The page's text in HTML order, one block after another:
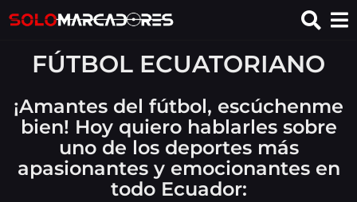
FÚTBOL ECUATORIANO
¡Amantes del fútbol, escúchenme
bien! Hoy quiero hablarles sobre
uno de los deportes más
apasionantes y emocionantes en
todo Ecuador: